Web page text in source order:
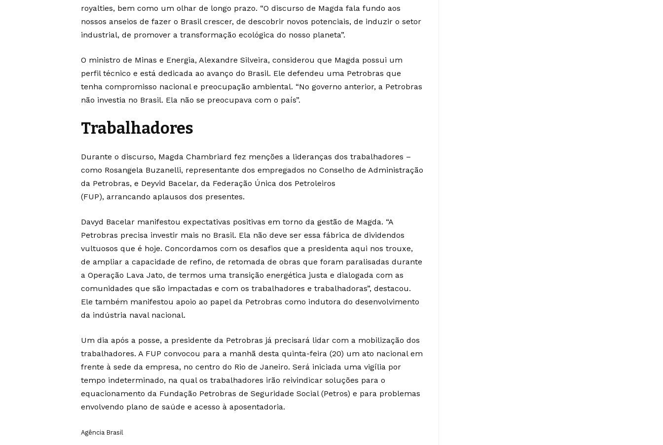
royalties, bem como um olhar de longo prazo. “O discurso de Magda fala fundo aos
nossos anseios de fazer o Brasil crescer, de descobrir novos potenciais, de induzir o setor
industrial, de promover a transformação ecológica do nosso planeta”.
O ministro de Minas e Energia, Alexandre Silveira, considerou que Magda possui um
perfil técnico e está dedicada ao avanço do Brasil. Ele defendeu uma Petrobras que
tenha compromisso nacional e preocupação ambiental. “No governo anterior, a Petrobras
não investia no Brasil. Ela não se preocupava com o país”.
Trabalhadores
Durante o discurso, Magda Chambriard fez menções a lideranças dos trabalhadores –
como Rosangela Buzanelli, representante dos empregados no Conselho de Administração
da Petrobras, e Deyvid Bacelar, da Federação Única dos Petroleiros
(FUP), arrancando aplausos dos presentes.
Davyd Bacelar manifestou expectativas positivas em torno da gestão de Magda. “A
Petrobras precisa investir mais no Brasil. Ela não deve ser essa fábrica de dividendos
vultuosos que é hoje. Concordamos com os desafios que a presidenta aqui nos trouxe,
de ampliar a capacidade de refino, de retomada de obras que foram paralisadas durante
a Operação Lava Jato, de termos uma transição energética justa e dialogada com as
comunidades que são impactadas e com os trabalhadores e trabalhadoras”, destacou.
Ele também manifestou apoio ao papel da Petrobras como indutora do desenvolvimento
da indústria naval nacional.
Um dia após a posse, a presidente da Petrobras já precisará lidar com a mobilização dos
trabalhadores. A FUP convocou para a manhã desta quinta-feira (20) um ato nacional em
frente à sede da empresa, no centro do Rio de Janeiro. Será iniciada uma vigília por
tempo indeterminado, na qual os trabalhadores irão reivindicar soluções para o
equacionamento da Fundação Petrobras de Seguridade Social (Petros) e para problemas
envolvendo plano de saúde e acesso à aposentadoria.
Agência Brasil